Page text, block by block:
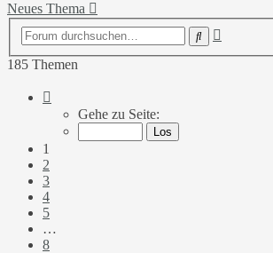
Neues Thema
Suche
185 Themen
von
Gehe zu Seite:
1
2
3
4
5
…
8